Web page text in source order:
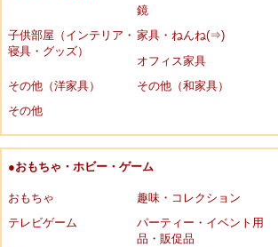
鏡
子供部屋（インテリア・
寝具・グッズ）
家具・ねんね(⇒)
オフィス家具
その他（洋家具）
その他（和家具）
その他
●おもちゃ・ホビー・ゲーム
おもちゃ
趣味・コレクション
テレビゲーム
パーティー・イベント用
品・販促品